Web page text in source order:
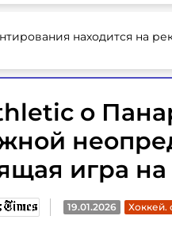
находится на
о
игра
19.01.2026 Хоккей.